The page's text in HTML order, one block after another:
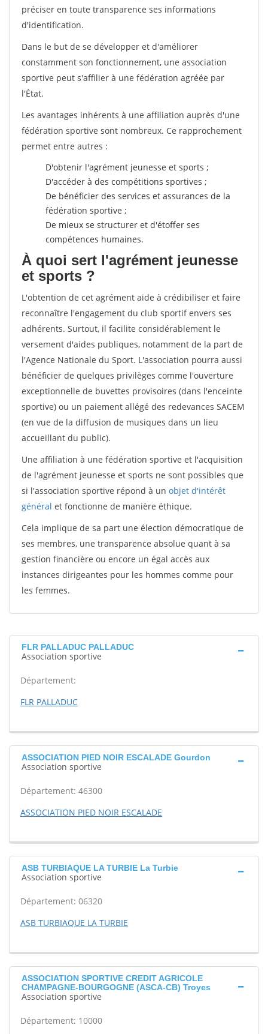
préciser en toute transparence ses informations
d'identification.
Dans le but de se développer et d'améliorer
constamment son fonctionnement, une association
sportive peut s'affilier à une fédération agréée par
l'État.
Les avantages inhérents à une affiliation auprès d'une
fédération sportive sont nombreux. Ce rapprochement
permet entre autres :
D'obtenir l'agrément jeunesse et sports ;
D'accéder à des compétitions sportives ;
De bénéficier des services et assurances de la
fédération sportive ;
De mieux se structurer et d'étoffer ses
compétences humaines.
À quoi sert l'agrément jeunesse
et sports ?
L'obtention de cet agrément aide à crédibiliser et faire
reconnaître l'engagement du club sportif envers ses
adhérents. Surtout, il facilite considérablement le
versement d'aides publiques, notamment de la part de
l'Agence Nationale du Sport. L'association pourra aussi
bénéficier de quelques privilèges comme l'ouverture
exceptionnelle de buvettes provisoires (dans l'enceinte
sportive) ou un paiement allégé des redevances SACEM
(en vue de la diffusion de musiques dans un lieu
accueillant du public).
Une affiliation à une fédération sportive et l'acquisition
de l'agrément jeunesse et sports ne sont possibles que
si l'association sportive répond à un objet d'intérêt
général et fonctionne de manière éthique.
Cela implique de sa part une élection démocratique de
ses membres, une transparence absolue quant à sa
gestion financière ou encore un égal accès aux
instances dirigeantes pour les hommes comme pour
les femmes.
FLR PALLADUC PALLADUC
Association sportive
Département:
FLR PALLADUC
ASSOCIATION PIED NOIR ESCALADE Gourdon
Association sportive
Département: 46300
ASSOCIATION PIED NOIR ESCALADE
ASB TURBIAQUE LA TURBIE La Turbie
Association sportive
Département: 06320
ASB TURBIAQUE LA TURBIE
ASSOCIATION SPORTIVE CREDIT AGRICOLE
CHAMPAGNE-BOURGOGNE (ASCA-CB) Troyes
Association sportive
Département: 10000